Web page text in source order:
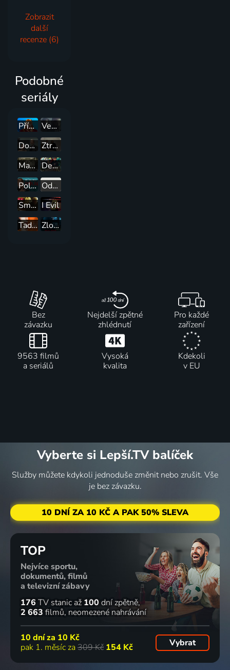
Zobrazit
další
recenze (6)
Podobné
seriály
Případy mimořádné Marty
Vedlejší produkt
Docent
Ztracená brána
Mansions and Murders
Detective Diaries
Polda
Odznak Vysočina
Smrtelná tajemství I: Mise I Evil
Tady žije ďábel: Vrazi promlouvají
Zločiny v reálném čase
Bez
závazku
Nejdelší zpětné
zhlédnutí
Pro každé
zařízení
9563 filmů
a seriálů
Vysoká
kvalita
Kdekoli
v EU
Vyberte si Lepší.TV balíček
Služby můžete kdykoli jednoduše změnit nebo zrušit. Vše
je bez závazku.
10 DNÍ ZA 10 KČ A PAK 50% SLEVA
TOP
Nejvíce sportu,
dokumentů, filmů
a televizní zábavy
176 TV stanic až 100 dní zpětně
2 663 filmů neomezené nahrávání
10 dní za 10 Kč
pak 1. měsíc za 309 Kč 154 Kč Vybrat